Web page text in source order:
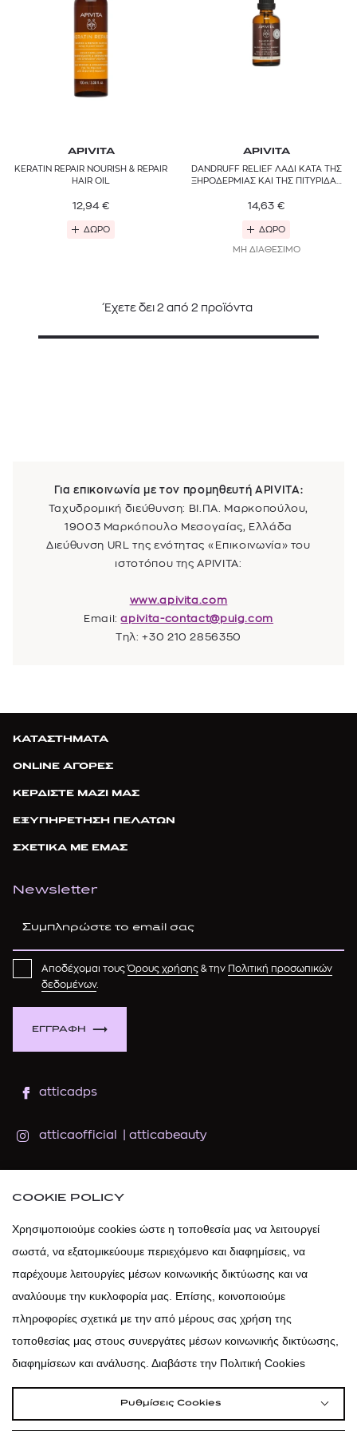
APIVITA
KERATIN REPAIR NOURISH & REPAIR
HAIR OIL
12,94 €
ΔΩΡΟ
APIVITA
DANDRUFF RELIEF ΛΑΔΙ ΚΑΤΑ ΤΗΣ
ΞΗΡΟΔΕΡΜΙΑΣ ΚΑΙ ΤΗΣ ΠΙΤΥΡΙΔΑΣ
ΕΛΑΙΑ
14,63 €
ΔΩΡΟ
ΜΗ ΔΙΑΘΕΣΙΜΟ
Έχετε δει 2 από 2 προϊόντα
Για επικοινωνία με τον προμηθευτή APIVITA:
Ταχυδρομική διεύθυνση: ΒΙ.ΠΑ. Μαρκοπούλου,
19003 Μαρκόπουλο Μεσογαίας, Ελλάδα
Διεύθυνση URL της ενότητας «Επικοινωνία» του
ιστοτόπου της APIVITA:
www.apivita.com
Email:apivita-contact@puig.com
Τηλ: +30 210 2856350
ΚΑΤΑΣΤΗΜΑΤΑ
ONLINE ΑΓΟΡΕΣ
ΚΕΡΔΙΣΤΕ ΜΑΖΙ ΜΑΣ
ΕΞΥΠΗΡΕΤΗΣΗ ΠΕΛΑΤΩΝ
ΣΧΕΤΙΚΑ ΜΕ ΕΜΑΣ
Newsletter
ΕΓΓΡΑΦΗ
Αποδέχομαι τουςΌρους χρήσης & την Πολιτική προσωπικών
δεδομένων.
atticadps
atticaofficial atticabeauty
COOKIE POLICY
Χρησιμοποιούμε cookies ώστε η τοποθεσία μας να λειτουργεί
σωστά, να εξατομικεύουμε περιεχόμενο και διαφημίσεις, να
παρέχουμε λειτουργίες μέσων κοινωνικής δικτύωσης και να
αναλύουμε την κυκλοφορία μας. Επίσης, κοινοποιούμε
πληροφορίες σχετικά με την από μέρους σας χρήση της
τοποθεσίας μας στους συνεργάτες μέσων κοινωνικής δικτύωσης,
διαφημίσεων και ανάλυσης. Διαβάστε την Πολιτική Cookies
Ρυθμίσεις Cookies